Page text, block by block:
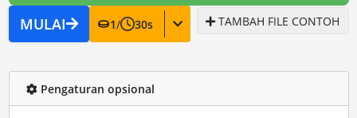
MULAI 1/ 30s TAMBAH FILE CONTOH
Pengaturan opsional